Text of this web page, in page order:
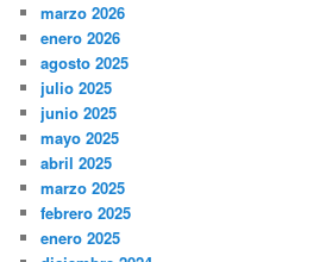
marzo 2026
enero 2026
agosto 2025
julio 2025
junio 2025
mayo 2025
abril 2025
marzo 2025
febrero 2025
enero 2025